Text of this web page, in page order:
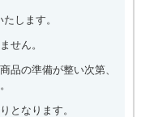
します。
せん。
品の準備が整い次第、
となります。